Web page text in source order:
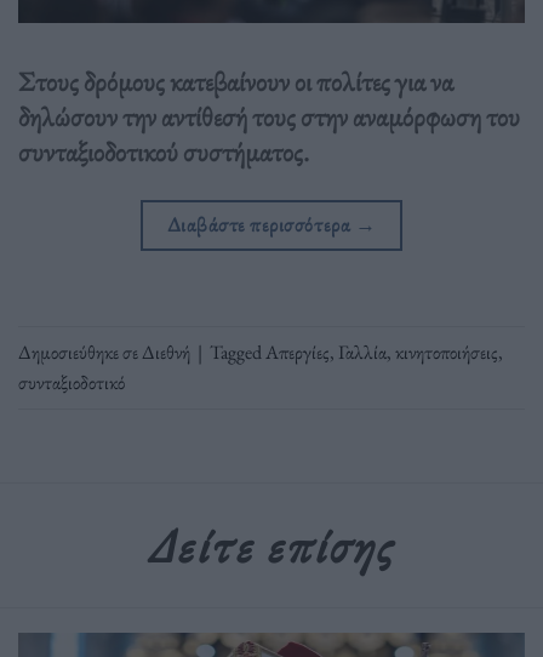
Στους δρόμους κατεβαίνουν οι πολίτες για να
δηλώσουν την αντίθεσή τους στην αναμόρφωση του
συνταξιοδοτικού συστήματος.
Διαβάστε περισσότερα →
Δημοσιεύθηκε σεΔιεθνή | TaggedΑπεργίες, Γαλλία,κινητοποιήσεις,
συνταξιοδοτικό
Δείτε επίσης